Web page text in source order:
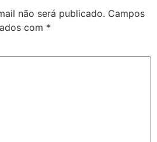
não será publicado. Campos
com *